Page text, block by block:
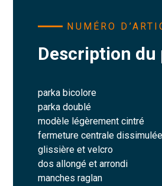
NUMÉRO
Description
parka bicolore
parka doublé
modèle légèrement cintré
fermeture centrale
glissière et velcro
dos allongé et arrondi
manches raglan